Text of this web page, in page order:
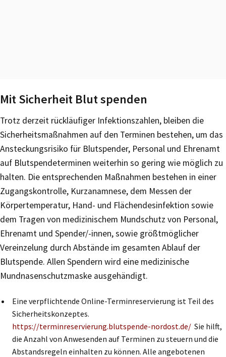
Mit Sicherheit Blut spenden
Trotz derzeit rückläufiger Infektionszahlen, bleiben die
Sicherheitsmaßnahmen auf den Terminen bestehen, um das
Ansteckungsrisiko für Blutspender, Personal und Ehrenamt
auf Blutspendeterminen weiterhin so gering wie möglich zu
halten. Die entsprechenden Maßnahmen bestehen in einer
Zugangskontrolle, Kurzanamnese, dem Messen der
Körpertemperatur, Hand- und Flächendesinfektion sowie
dem Tragen von medizinischem Mundschutz von Personal,
Ehrenamt und Spender/-innen, sowie größtmöglicher
Vereinzelung durch Abstände im gesamten Ablauf der
Blutspende. Allen Spendern wird eine medizinische
Mundnasenschutzmaske ausgehändigt.
Eine verpflichtende Online-Terminreservierung ist Teil des
Sicherheitskonzeptes.
https://terminreservierung.blutspende-nordost.de/ Sie hilft,
die Anzahl von Anwesenden auf Terminen zu steuern und die
Abstandsregeln einhalten zu können. Alle angebotenen